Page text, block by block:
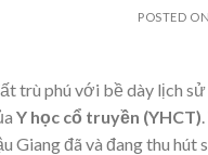
POSTED ON
trù phú với bề dày lịch
Y học cổ truyền (YHCT)
Giang đã và đang thu